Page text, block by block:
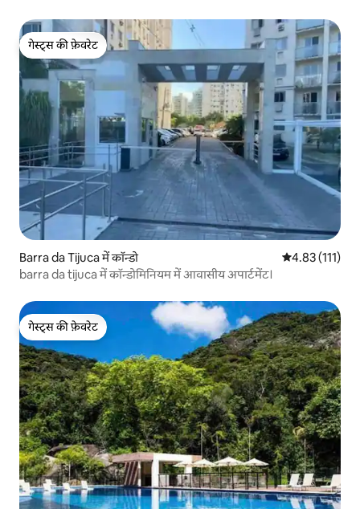
गेस्ट्स की फ़ेवरेट
गेस्ट्स की फ़ेवरेट
Barra da Tijuca में कॉन्डो औसत रेटिंग 5 में से
4.83 (111)
barra da tijuca में कॉन्डोमिनियम में आवासीय अपार्टमेंट।
गेस्ट्स की फ़ेवरेट
गेस्ट्स की फ़ेवरेट